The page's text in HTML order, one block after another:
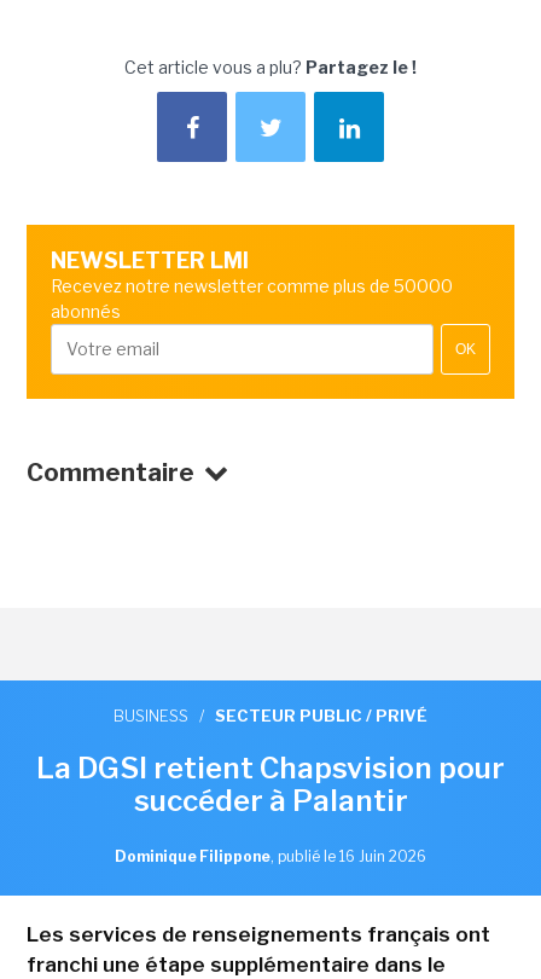
Cet article vous a plu? Partagez le !
NEWSLETTER LMI
Recevez notre newsletter comme plus de 50000
abonnés
OK
Commentaire
BUSINESS / SECTEUR PUBLIC / PRIVÉ
La DGSI retient Chapsvision pour
succéder à Palantir
Dominique Filippone, publié le 16 Juin 2026
Les services de renseignements français ont
franchi une étape supplémentaire dans le